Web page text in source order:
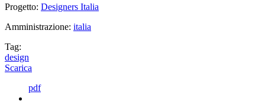
Progetto: Designers Italia
Amministrazione: italia
Tag:
design
Scarica
pdf